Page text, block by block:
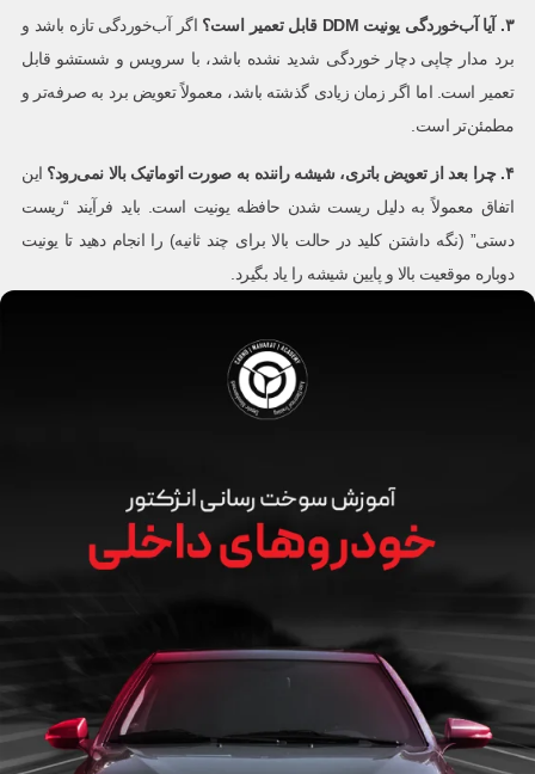
۳. آیا آب‌خوردگی یونیت قابل تعمیر است؟ اگر آب‌خوردگی تازه باشد و
برد مدار چاپی دچار خوردگی شدید نشده باشد، با سرویس و شستشو قابل
تعمیر است. اما اگر زمان زیادی گذشته باشد، معمولاً تعویض برد به صرفه‌تر و
مطمئن‌تر است.
۴.چرا بعد از تعویض باتری، شیشه راننده به صورت اتوماتیک بالا نمی‌رود؟ این
اتفاق معمولاً به دلیل ریست شدن حافظه یونیت است. باید فرآیند “ریست
دستی” (نگه داشتن کلید در حالت بالا برای چند ثانیه) را انجام دهید تا یونیت
دوباره موقعیت بالا و پایین شیشه را یاد بگیرد.